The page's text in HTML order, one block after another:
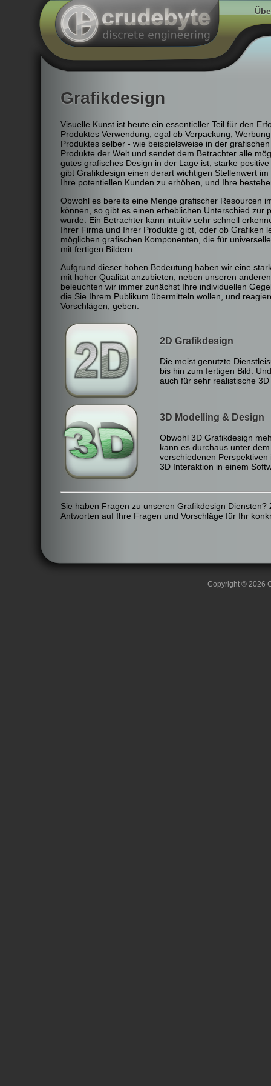
Grafikdesign
Visuelle Kunst ist heute ein essentieller Teil für den
Produktes Verwendung; egal ob Verpackung,
Produktes selber - wie beispielsweise in der
Produkte der Welt und sendet dem Betrachter alle
gutes grafisches Design in der Lage ist, starke
gibt Grafikdesign einen derart wichtigen Stellenwert
Ihre potentiellen Kunden zu erhöhen, und Ihre
Obwohl es bereits eine Menge grafischer Resourcen
können, so gibt es einen erheblichen Unterschied zur
wurde. Ein Betrachter kann intuitiv sehr schnell
Ihrer Firma und Ihrer Produkte gibt, oder ob Grafiken
möglichen grafischen Komponenten, die für
mit fertigen Bildern.
Aufgrund dieser hohen Bedeutung haben wir eine
mit hoher Qualität anzubieten, neben unseren
beleuchten wir immer zunächst Ihre individuellen
die Sie Ihrem Publikum übermitteln wollen, und
Vorschlägen, geben.
2D Grafikdesign
Die meist genutzte
bis hin zum fertigen Bild.
auch für sehr realistische
3D Modelling & Design
Obwohl 3D Grafikdesign
kann es durchaus unter
verschiedenen
3D Interaktion in einem
Sie haben Fragen zu unseren Grafikdesign
Antworten auf Ihre Fragen und Vorschläge für Ihr
Copyright © 2026